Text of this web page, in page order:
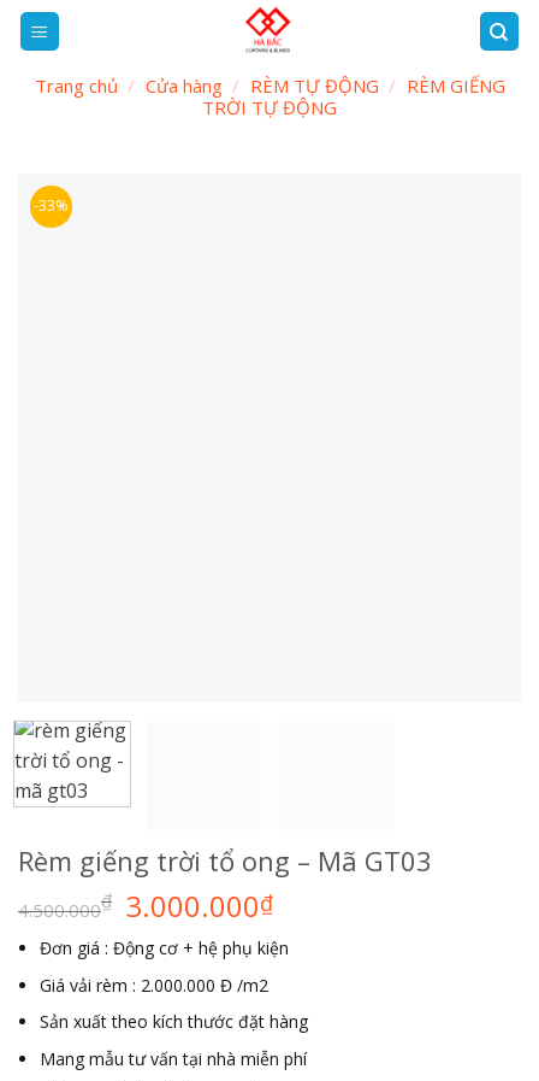
Skip
Trang chủ / Cửa hàng / RÈM TỰ ĐỘNG / RÈM GIẾNG
TRỜI TỰ ĐỘNG
-33%
Rèm giếng trời tổ ong – Mã GT03
4.500.000₫ 3.000.000₫
Đơn giá : Động cơ + hệ phụ kiện
Giá vải rèm : 2.000.000 Đ /m2
Sản xuất theo kích thước đặt hàng
Mang mẫu tư vấn tại nhà miễn phí